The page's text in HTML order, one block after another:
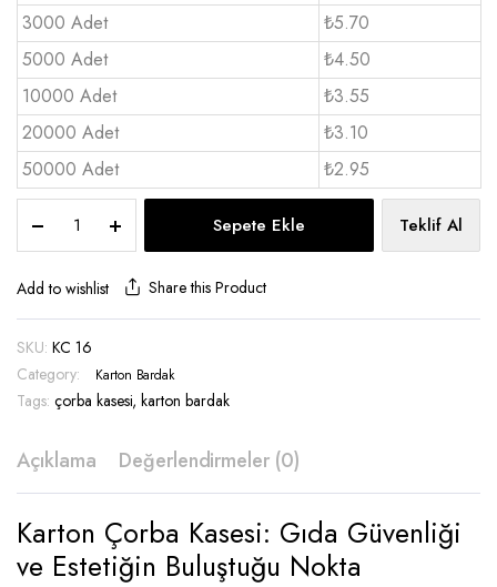
3000 Adet
₺5.70
5000 Adet
₺4.50
10000 Adet
₺3.55
20000 Adet
₺3.10
50000 Adet
₺2.95
Karton
Çorba
KC
16
quantity
Sepete Ekle Teklif Al
Add to wishlist Share this Product
SKU: KC 16
Category:
Karton Bardak
Tags: çorba kasesi,karton bardak
Açıklama Değerlendirmeler (0)
Karton Çorba Kasesi: Gıda Güvenliği
ve Estetiğin Buluştuğu Nokta